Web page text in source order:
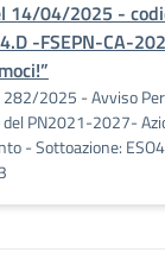
14/04/2025 -
-FSEPN-CA-
282/2025 - Avviso
del PN2021-2027-
- Sottoazione: